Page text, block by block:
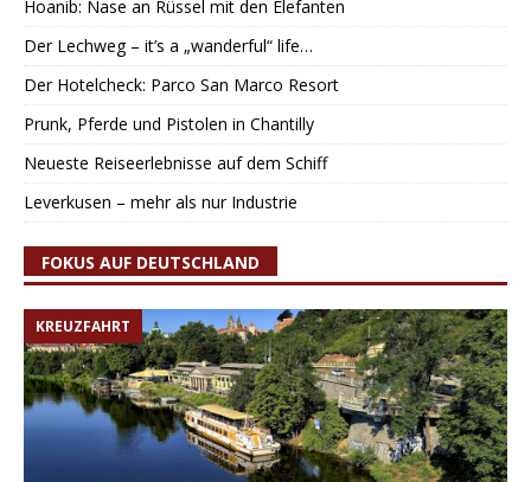
Hoanib: Nase an Rüssel mit den Elefanten
Der Lechweg – it’s a „wanderful“ life…
Der Hotelcheck: Parco San Marco Resort
Prunk, Pferde und Pistolen in Chantilly
Neueste Reiseerlebnisse auf dem Schiff
Leverkusen – mehr als nur Industrie
FOKUS AUF DEUTSCHLAND
KREUZFAHRT